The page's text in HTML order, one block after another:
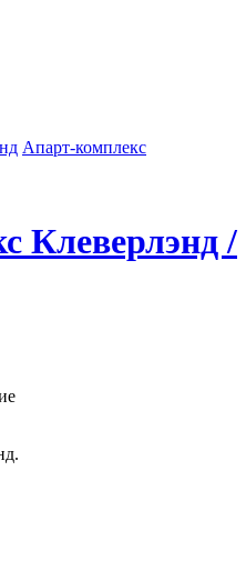
Апарт-комплекс
Клеверлэнд /